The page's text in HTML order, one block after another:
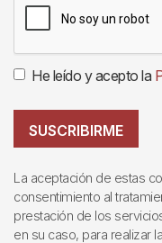
He leído y acepto la
SUSCRIBIRME
La aceptación de estas
consentimiento al
prestación de los
en su caso, para realizar